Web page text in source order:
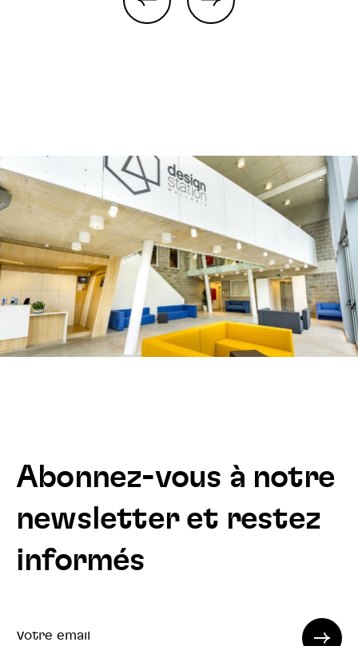
next
Abonnez-vous à notre
newsletter et restez
informés
Votre